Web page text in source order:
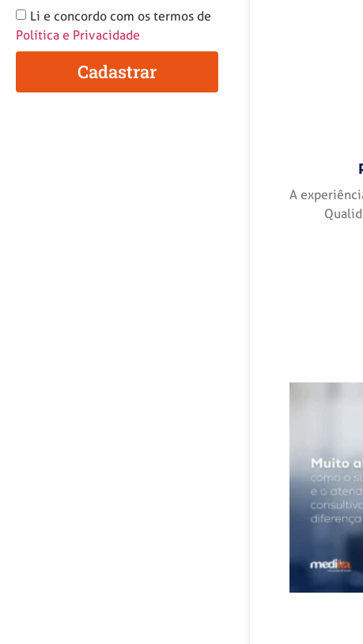
Li e concordo com os termos de
Política e Privacidade
Cadastrar
A